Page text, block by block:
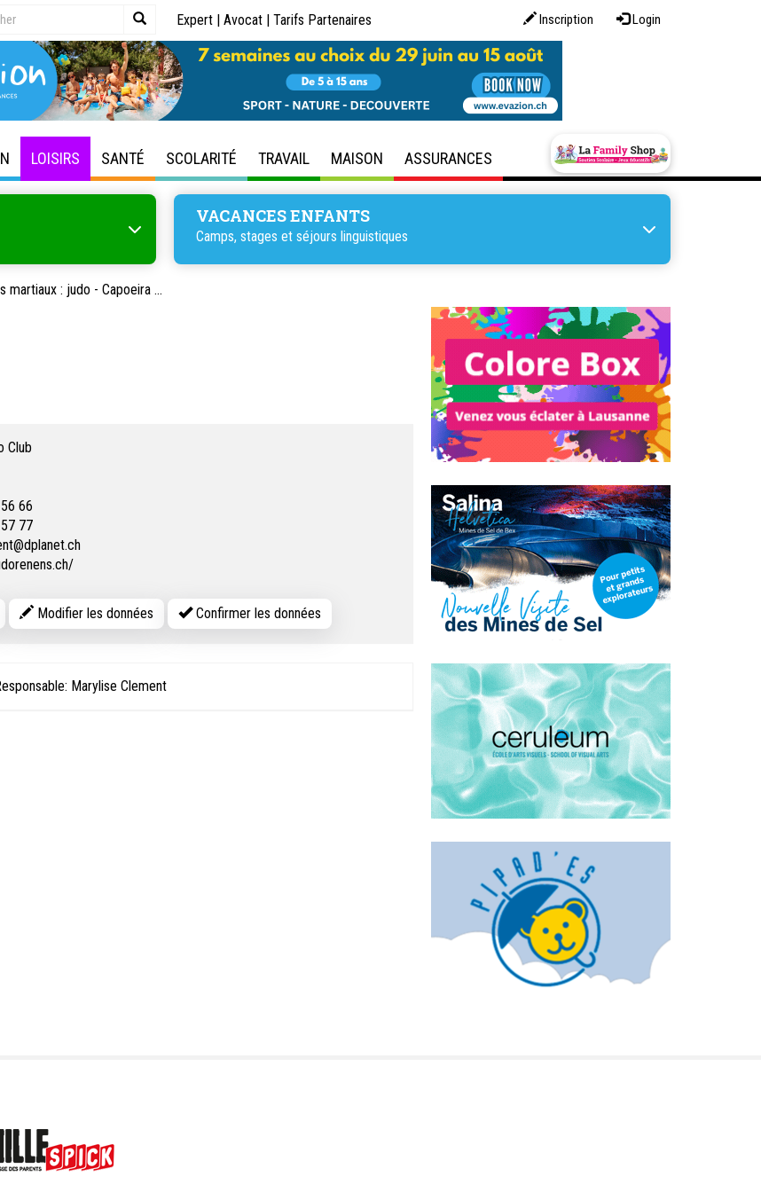
Inscription Login
Expert | Avocat | Tarifs Partenaires
LOISIRS SANTÉ SCOLARITÉ TRAVAIL MAISON ASSURANCES
VACANCES ENFANTS
Camps, stages et séjours linguistiques
martiaux : judo - Capoeira ...
Club
66
77
Modifier les données Confirmer les données
Marylise Clement